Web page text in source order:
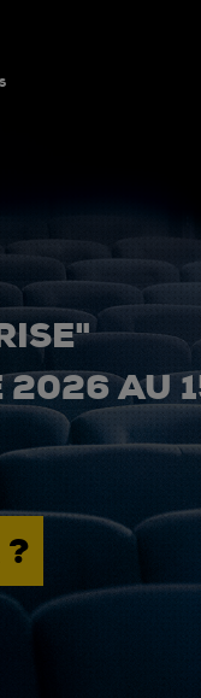
2026 AU
?